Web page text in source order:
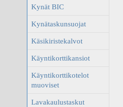
Kynät BIC
Kynätaskunsuojat
Käsikiristekalvot
Käyntikorttikansiot
Käyntikorttikotelot
muoviset
Lavakaulustaskut